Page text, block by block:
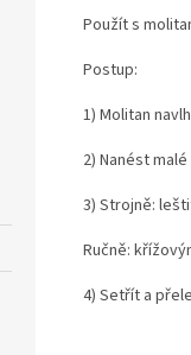
Použít s
Postup:
1) Molitan
2) Nanést
3) Strojně:
Ručně:
4) Setřít a